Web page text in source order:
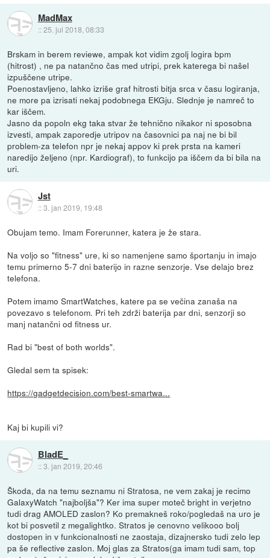
MadMax
::25. jul 2018, 08:33
Brskam in berem reviewe, ampak kot vidim zgolj logira bpm
(hitrost) , ne pa natančno čas med utripi, prek katerega bi našel
izpuščene utripe.
Poenostavljeno, lahko izriše graf hitrosti bitja srca v času logiranja,
ne more pa izrisati nekaj podobnega EKGju. Slednje je namreč to
kar iščem.
Jasno da popoln ekg taka stvar že tehnično nikakor ni sposobna
izvesti, ampak zaporedje utripov na časovnici pa naj ne bi bil
problem-za telefon npr je nekaj appov ki prek prsta na kameri
naredijo željeno (npr. Kardiograf), to funkcijo pa iščem da bi bila na
uri.
Jst
::3. jan 2019, 19:48
Obujam temo. Imam Forerunner, katera je že stara.
Na voljo so "fitness" ure, ki so namenjene samo športanju in imajo
temu primerno 5-7 dni baterijo in razne senzorje. Vse delajo brez
telefona.
Potem imamo SmartWatches, katere pa se večina zanaša na
povezavo s telefonom. Pri teh zdrži baterija par dni, senzorji so
manj natančni od fitness ur.
Rad bi "best of both worlds".
Gledal sem ta spisek:
https://gadgetdecision.com/best-smartwa...
Kaj bi kupili vi?
BladE_
::3. jan 2019, 20:46
Škoda, da na temu seznamu ni Stratosa, ne vem zakaj je recimo
GalaxyWatch "najboljša"? Ker ima super moteč bright in verjetno
tudi drag AMOLED zaslon? Ko premakneš roko/pogledaš na uro je
kot bi posvetil z megalightko. Stratos je cenovno velikooo bolj
dostopen in v funkcionalnosti ne zaostaja, dizajnersko tudi zelo lep
pa še reflective zaslon. Moj glas za Stratos(ga imam tudi sam, top